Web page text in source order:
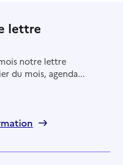
lettre
notre lettre
du mois, agenda...